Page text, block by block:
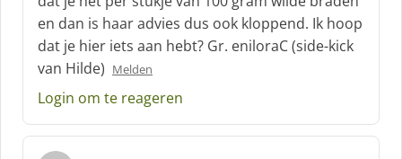
en dan is haar advies dus ook kloppend. Ik hoop
dat je hier iets aan hebt? Gr. eniloraC (side-kick
van Hilde) Melden
Login om te reageren